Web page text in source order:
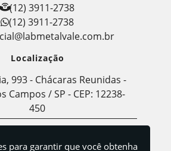
(12) 3911-2738
(12) 3911-2738
Localização
993 - Chácaras Reunidas -
Campos / SP - CEP: 12238-
450
para garantir que você obtenha